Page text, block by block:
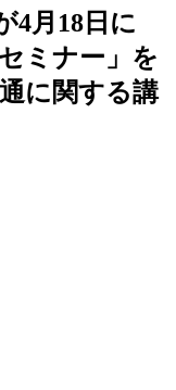
4月18日に
ミナー」を
に関する講